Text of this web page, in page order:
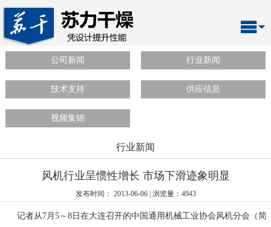
公司新闻 行业新闻
技术支持 供应信息
视频集锦
行业新闻
风机行业呈惯性增长 市场下滑迹象明显
发布时间： 2013-06-06 | 浏览量：4943
记者从7月5～8日在大连召开的中国通用机械工业协会风机分会（简